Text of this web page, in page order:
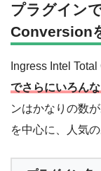
プラグイン
Conversion
Ingress Intel Total
でさらにいろん
ンはかなりの数
を中心に、人気